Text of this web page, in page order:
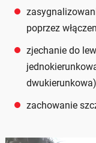
poprzez
zjechanie do
zachowanie